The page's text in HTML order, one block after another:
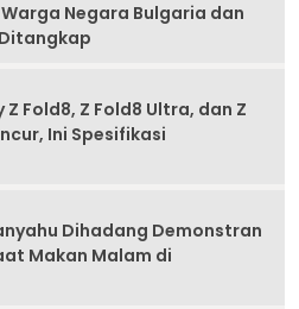
Negara Bulgaria dan
Fold8, Z Fold8 Ultra, dan Z
Ini Spesifikasi
Dihadang Demonstran
Makan Malam di